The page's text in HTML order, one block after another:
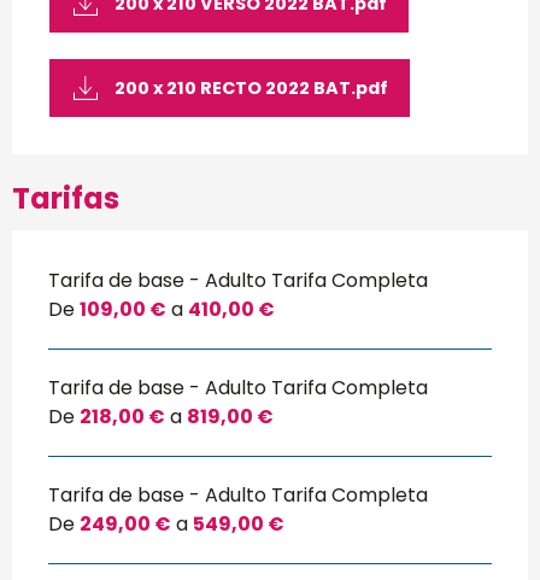
200 x 210 RECTO 2022 BAT.pdf
Tarifas
Tarifa de base - Adulto Tarifa Completa
De109,00 € a 410,00 €
Tarifa de base - Adulto Tarifa Completa
De 218,00 € a 819,00 €
Tarifa de base - Adulto Tarifa Completa
De 249,00 € a 549,00 €